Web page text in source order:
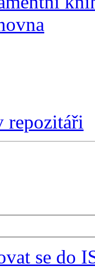
repozitáři
se do